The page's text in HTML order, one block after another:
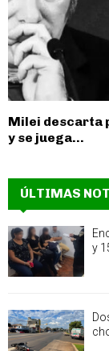
Milei descarta
y se juega...
ÚLTIMAS
y